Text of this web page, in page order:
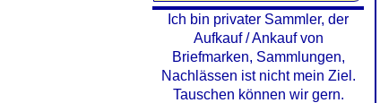
Ich bin privater Sammler, der
Aufkauf / Ankauf von
Briefmarken, Sammlungen,
Nachlässen ist nicht mein Ziel.
Tauschen können wir gern.